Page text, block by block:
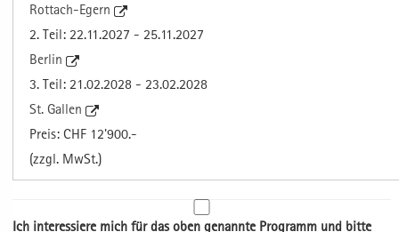
Rottach-Egern
2. Teil: 22.11.2027 - 25.11.2027
Berlin
3. Teil: 21.02.2028 - 23.02.2028
St. Gallen
Preis: CHF 12'900.-
(zzgl. MwSt.)
Ich interessiere mich für das oben genannte Programm und bitte